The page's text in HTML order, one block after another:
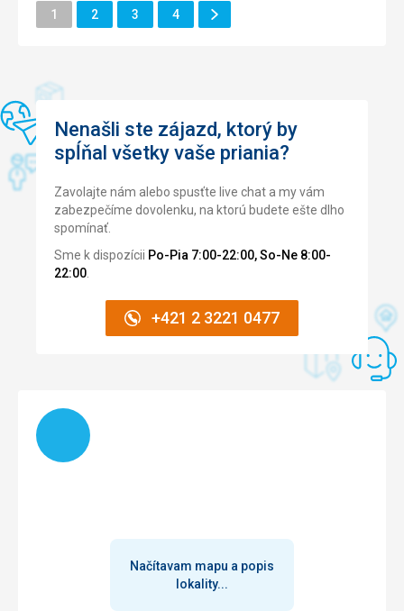
Okolie
Cena
Pláž
Pěšky
Strava
Spojené arabské emiráty
Ubytovanie
Spojené arabské emiráty
Služby
Táto recenzia bola preložená automaticky pomocou
Stránka
1 Stránka
2 Stránka
3 Stránka
4
Ďalšie
Stránka
Nenašli ste zájazd, ktorý by
spĺňal všetky vaše priania?
Zavolajte nám alebo spusťte live chat a my vám
zabezpečíme dovolenku, na ktorú budete ešte dlho
spomínať.
Sme k dispozícii Po-Pia 7:00-22:00, So-Ne 8:00-
22:00
+421 2 3221 0477
Načítam
Načítavam mapu a popis
lokality...